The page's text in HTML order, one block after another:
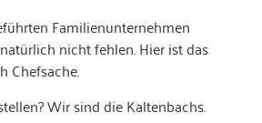
Familienunternehmen
nicht fehlen. Hier ist das
Chefsache.
Wir sind die Kaltenbachs.